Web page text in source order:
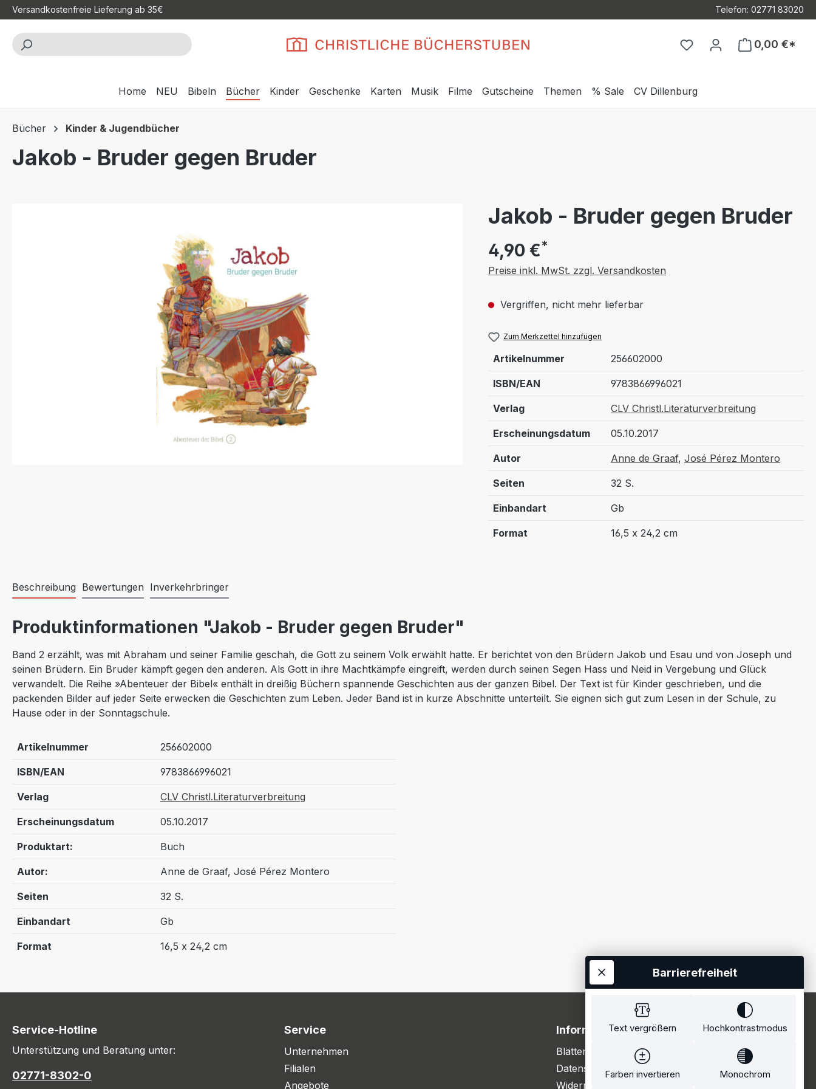
Hauptinhalt springen
Zur Suche springen
Zur Hauptnavigation springen
Versandkostenfreie Lieferung ab 35€ Telefon: 02771 83020
Du hast 0 Produkte auf
0,00 €*
Home NEU Bibeln Bücher Kinder Geschenke Karten Musik Filme Gutscheine Themen % Sale CV Dillenburg
Bücher Kinder & Jugendbücher
Jakob - Bruder gegen Bruder
Jakob - Bruder gegen Bruder
4,90 €*
Preise inkl. MwSt. zzgl. Versandkosten
Vergriffen, nicht mehr lieferbar
Zum Merkzettel hinzufügen
Artikelnummer 256602000
ISBN/EAN 9783866996021
Verlag CLV Christl.Literaturverbreitung
Erscheinungsdatum 05.10.2017
Autor Anne de Graaf, José Pérez Montero
Seiten 32 S.
Einbandart Gb
Format 16,5 x 24,2 cm
Beschreibung Bewertungen Inverkehrbringer
Produktinformationen "Jakob - Bruder gegen Bruder"
Band 2 erzählt, was mit Abraham und seiner Familie geschah, die Gott zu seinem Volk erwählt hatte. Er berichtet von den Brüdern Jakob und Esau und von Joseph und
seinen Brüdern. Ein Bruder kämpft gegen den anderen. Als Gott in ihre Machtkämpfe eingreift, werden durch seinen Segen Hass und Neid in Vergebung und Glück
verwandelt. Die Reihe »Abenteuer der Bibel« enthält in dreißig Büchern spannende Geschichten aus der ganzen Bibel. Der Text ist für Kinder geschrieben, und die
packenden Bilder auf jeder Seite erwecken die Geschichten zum Leben. Jeder Band ist in kurze Abschnitte unterteilt. Sie eignen sich gut zum Lesen in der Schule, zu
Hause oder in der Sonntagschule.
Artikelnummer 256602000
ISBN/EAN 9783866996021
Verlag CLV Christl.Literaturverbreitung
Erscheinungsdatum 05.10.2017
Produktart: Buch
Autor: Anne de Graaf, José Pérez Montero
Seiten 32 S.
Einbandart Gb
Format 16,5 x 24,2 cm
Service-Hotline
Unterstützung und Beratung unter:
02771-8302-0
Service
Unternehmen
Filialen
Angebote
Information
Blätterkatalog
Datenschutzerklärung
Widerrufsbelehrung
Text vergrößern Hochkontrastmodus
Farben invertieren Monochrom
Barrierefreiheit